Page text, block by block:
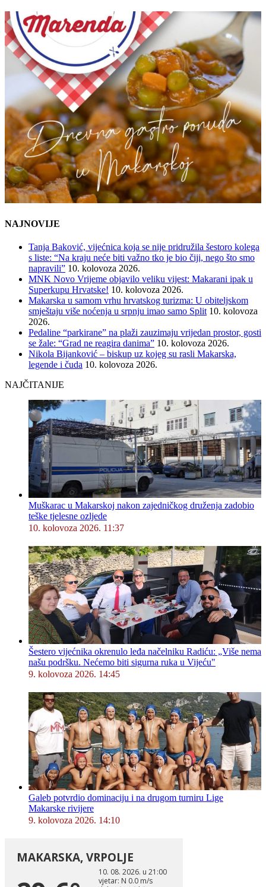
NAJNOVIJE
Tanja Baković, vijećnica koja se nije pridružila šestoro kolega
s liste: “Na kraju neće biti važno tko je bio čiji, nego što smo
napravili” 10. kolovoza 2026.
MNK Novo Vrijeme objavilo veliku vijest: Makarani ipak u
Superkupu Hrvatske! 10. kolovoza 2026.
Makarska u samom vrhu hrvatskog turizma: U obiteljskom
smještaju više noćenja u srpnju imao samo Split 10. kolovoza
2026.
Pedaline “parkirane” na plaži zauzimaju vrijedan prostor, gosti
se žale: “Grad ne reagira danima” 10. kolovoza 2026.
Nikola Bijanković – biskup uz kojeg su rasli Makarska,
legende i čuda 10. kolovoza 2026.
NAJČITANIJE
Muškarac u Makarskoj nakon zajedničkog druženja zadobio
teške tjelesne ozljede
10. kolovoza 2026. 11:37
Šestero vijećnika okrenulo leđa načelniku Radiću: „Više nema
našu podršku. Nećemo biti sigurna ruka u Vijeću"
9. kolovoza 2026. 14:45
Galeb potvrdio dominaciju i na drugom turniru Lige
Makarske rivijere
9. kolovoza 2026. 14:10